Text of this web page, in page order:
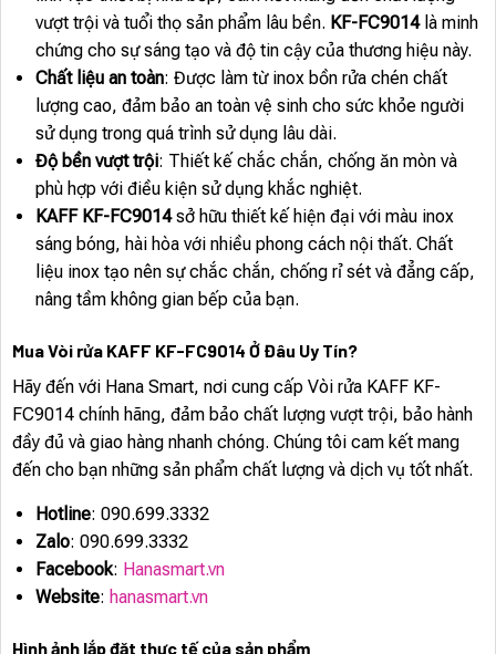
vượt trội và tuổi thọ sản phẩm lâu bền. KF-FC9014là minh
chứng cho sự sáng tạo và độ tin cậy của thương hiệu này.
Chất liệu an toàn: Được làm từ inox bồn rửa chén chất
lượng cao, đảm bảo an toàn vệ sinh cho sức khỏe người
sử dụng trong quá trình sử dụng lâu dài.
Độ bền vượt trội: Thiết kế chắc chắn, chống ăn mòn và
phù hợp với điều kiện sử dụng khắc nghiệt.
KAFF KF-FC9014sở hữu thiết kế hiện đại với màu inox
sáng bóng, hài hòa với nhiều phong cách nội thất. Chất
liệu inox tạo nên sự chắc chắn, chống rỉ sét và đẳng cấp,
nâng tầm không gian bếp của bạn.
Mua Vòi rửa KAFF KF-FC9014 Ở Đâu Uy Tín?
Hãy đến với Hana Smart, nơi cung cấp Vòi rửa KAFF KF-
FC9014 chính hãng, đảm bảo chất lượng vượt trội, bảo hành
đầy đủ và giao hàng nhanh chóng. Chúng tôi cam kết mang
đến cho bạn những sản phẩm chất lượng và dịch vụ tốt nhất.
Hotline: 090.699.3332
Zalo: 090.699.3332
Facebook: Hanasmart.vn
Website: hanasmart.vn
Hình ảnh lắp đặt thực tế của sản phẩm